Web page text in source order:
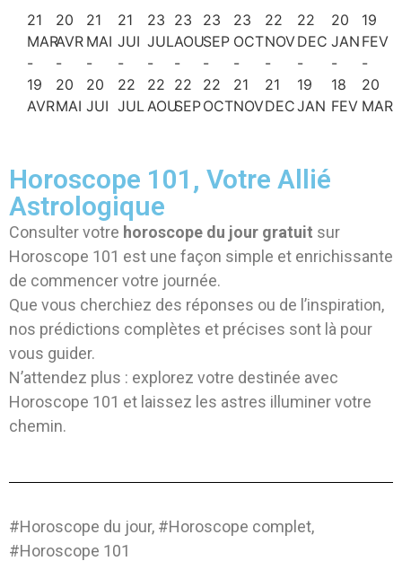
21
MAR
-
19
AVR
20
AVR
-
20
MAI
21
MAI
-
20
JUI
21
JUI
-
22
JUL
23
JUL
-
22
AOU
23
AOU
-
22
SEP
23
SEP
-
22
OCT
23
OCT
-
21
NOV
22
NOV
-
21
DEC
22
DEC
-
19
JAN
20
JAN
-
18
FEV
19
FEV
-
20
MAR
Horoscope 101, Votre Allié
Astrologique
Consulter votre horoscope du jour gratuit sur
Horoscope 101 est une façon simple et enrichissante
de commencer votre journée.
Que vous cherchiez des réponses ou de l’inspiration,
nos prédictions complètes et précises sont là pour
vous guider.
N’attendez plus : explorez votre destinée avec
Horoscope 101 et laissez les astres illuminer votre
chemin.
#Horoscope du jour, #Horoscope complet,
#Horoscope 101